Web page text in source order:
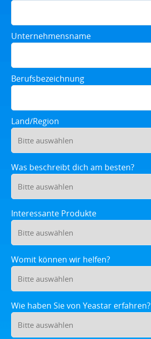
Unternehmensname
Berufsbezeichnung
Land/Region
Was beschreibt dich am besten?
Interessante Produkte
Womit können wir helfen?
Wie haben Sie von Yeastar erfahren?